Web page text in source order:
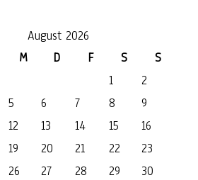
August 2026
M D F S
S
1
2
5 6 7 8
9
12 13 14 15
16
19 20 21 22
23
26 27 28 29
30